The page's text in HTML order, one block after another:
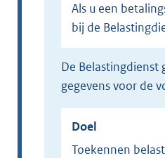
Als u een betalingsregeling aanvraagt
bij de
de Belastingdienst gebruikt de volgende
gegevens voor de
Doel
Toekennen